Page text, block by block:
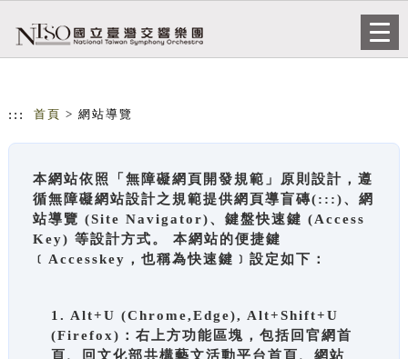
::: 首頁 > 網站導覽
本網站依照「無障礙網頁開發規範」原則設計，遵
循無障礙網站設計之規範提供網頁導盲磚(:::)、網
站導覽 (Site Navigator)、鍵盤快速鍵 (Access
Key) 等設計方式。 本網站的便捷鍵
﹝Accesskey，也稱為快速鍵﹞設定如下：
1. Alt+U (Chrome,Edge), Alt+Shift+U
(Firefox)：右上方功能區塊，包括回官網首
頁、回文化部共構藝文活動平台首頁、網站